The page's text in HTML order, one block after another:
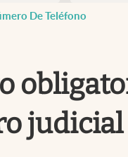
De Teléfono
judicial